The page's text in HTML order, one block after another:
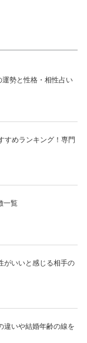
運勢と性格・相性占い
すめランキング！専門
一覧
がいいと感じる相手の
違いや結婚年齢の線を